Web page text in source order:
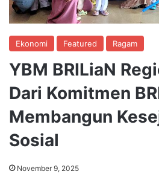
Ekonomi Featured Ragam
YBM BRILiaN
Dari Komitmen
Membangun
Sosial
November 9, 2025